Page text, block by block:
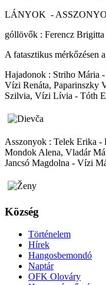
LÁNYOK -
góllövők : Ferencz
A fatasztikus mérkőzésen
Hajadonok : Striho Mária
Vízi Renáta, Paparinszky
Szilvia, Vízi Lívia - Tóth
Asszonyok : Telek Erika
Mondok Alena, Vladár
Jancsó Magdolna - Vízi
Község
Történelem
Hírek
Hangosbemondó
Naptár
OFK Olováry